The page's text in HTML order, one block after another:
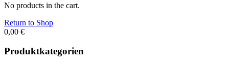
No products in the cart.
Return to Shop
0,00 €
Produktkategorien